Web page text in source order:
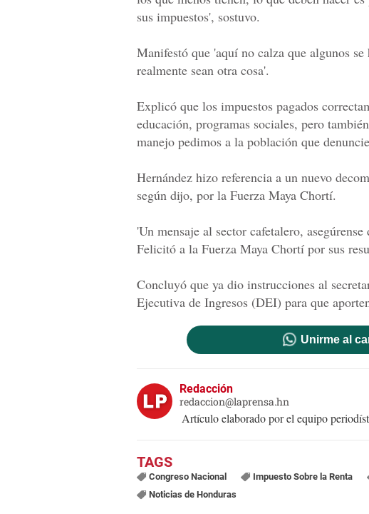
sus impuestos', sostuvo.
Manifestó que 'aquí no calza que algunos se
realmente sean otra cosa'.
Explicó que los impuestos pagados
educación, programas sociales, pero
manejo pedimos a la población que
Hernández hizo referencia a un nuevo
según dijo, por la Fuerza Maya Chortí.
'Un mensaje al sector cafetalero,
Felicitó a la Fuerza Maya Chortí por sus
Concluyó que ya dio instrucciones al
Ejecutiva de Ingresos (DEI) para que
Unirme al
Redacción
redaccion@laprensa.hn
Artículo elaborado por el equipo
Congreso Nacional Impuesto Sobre la Renta
Noticias de Honduras